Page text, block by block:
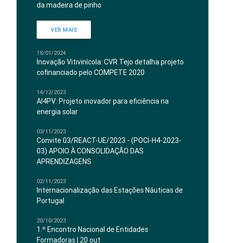
da madeira de pinho
VER MAIS
18/01/2024
Inovação Vitivinícola: CVR Tejo detalha projeto
cofinanciado pelo COMPETE 2020
14/12/2023
AI4PV: Projeto inovador para eficiência na
energia solar
03/11/2023
Convite 03/REACT-UE/2023 - (POCI-H4-2023-
03) APOIO À CONSOLIDAÇÃO DAS
APRENDIZAGENS
02/11/2023
Internacionalização das Estações Náuticas de
Portugal
20/10/2023
1.º Encontro Nacional de Entidades
Formadoras | 20 out